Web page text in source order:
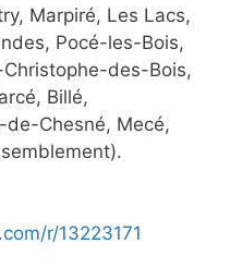
Marpiré, Les Lacs,
Pocé-les-Bois,
Christophe-des-Bois,
Billé,
Chesné, Mecé,
r/13223171